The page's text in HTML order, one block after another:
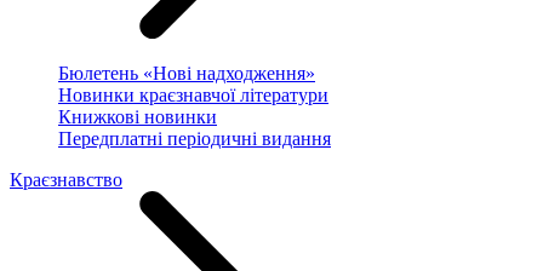
Бюлетень «Нові надходження»
Новинки краєзнавчої літератури
Книжкові новинки
Передплатні періодичні видання
Краєзнавство